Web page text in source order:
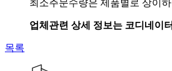
최소주문수량은 제품별로 상이
업체관련 상세 정보는 코디네이
목록